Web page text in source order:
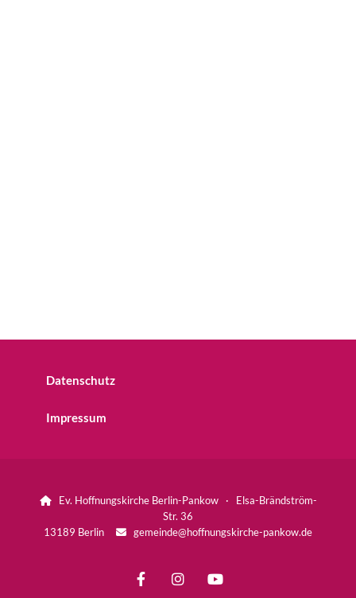
Datenschutz
Impressum
Ev. Hoffnungskirche Berlin-Pankow · Elsa-Brändström-
Str. 36
13189 Berlin
 gemeinde@hoffnungskirche-pankow.de